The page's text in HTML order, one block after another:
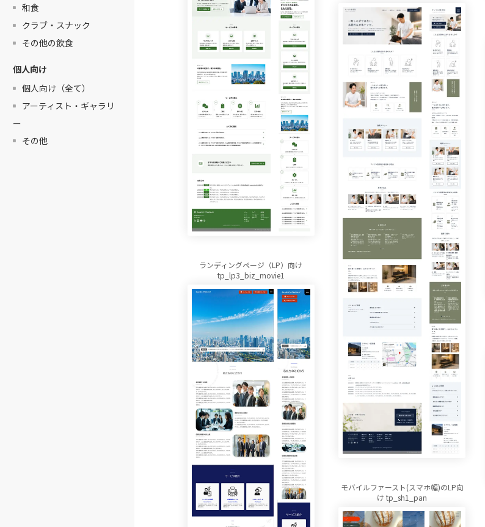
ランディングページ（LP）向け
tp_lp3_biz_movie1
モバイルファースト(スマホ幅)のLP向
け tp_sh1_pan
和食
クラブ・スナック
その他の飲食
個人向け
個人向け（全て）
アーティスト・ギャラリ
ー
その他